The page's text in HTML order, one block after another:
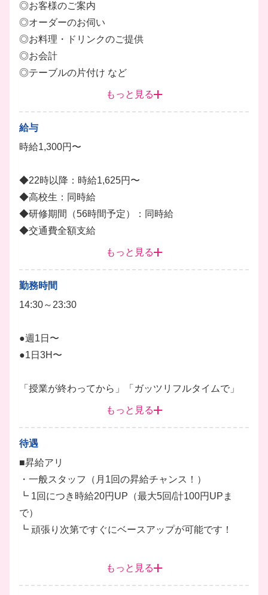
◎お客様のご案内
◎オーダーのお伺い
◎お料理・ドリンクのご提供
◎お会計
◎テーブルの片付け など
◎簡単な調理補助
◎お皿洗い・洗い場 など
オトナの隠れ家のような、シックでオシャレなダイニ
ングです！
ビシッと決まるかっこいい制服で、モチベーションも
UP♪
で安心してくださいね。
ホール
もっと見る
給与
時給1,300円〜
◆22時以降：時給1,625円〜
◆高校生：同時給
◆研修期間（56時間予定）：同時給
◆交通費全額支給
◆昇給あり（月1回昇給チャンスあり！がんばりをし
┗トレーナーになると時給+300円UP！
もっと見る
勤務時間
14:30～23:30
●週1日〜
●1日3H〜
「授業が終わってから」「ガッツリフルタイムで」
「夢のレッスンの合間に」など、働き方は自由自在！
もっと見る
待遇
■昇給アリ
・一般スタッフ（月1回の昇給チャンス！）
┗ 1回につき時給20円UP（最大5回/計100円UPま
で）
┗ 頑張り次第ですぐにベースアップが可能です！
・トレーナー（さらに上を目指す方）
もっと見る